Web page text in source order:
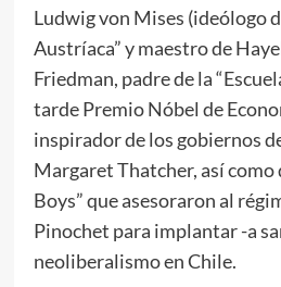
Ludwig von Mises (ideólogo
Austríaca” y maestro de
Friedman, padre de la
tarde Premio Nóbel de
inspirador de los gobiernos
Margaret Thatcher, así como
Boys” que asesoraron al
Pinochet para implantar -a
neoliberalismo en Chile.